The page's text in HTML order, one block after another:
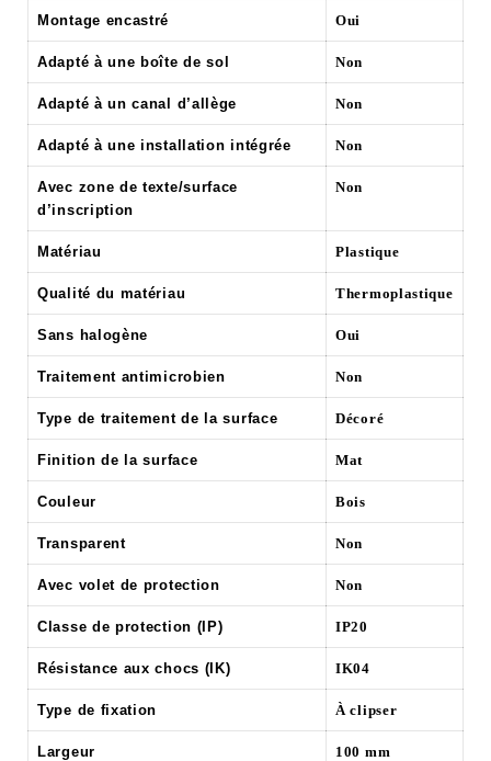
Montage encastré Oui
Adapté à une boîte de sol Non
Adapté à un canal d’allège Non
Adapté à une installation intégrée Non
Avec zone de texte/surface
d’inscription
Non
Matériau Plastique
Qualité du matériau Thermoplastique
Sans halogène Oui
Traitement antimicrobien Non
Type de traitement de la surface Décoré
Finition de la surface Mat
Couleur Bois
Transparent Non
Avec volet de protection Non
Classe de protection (IP) IP20
Résistance aux chocs (IK) IK04
Type de fixation À clipser
Largeur 100 mm